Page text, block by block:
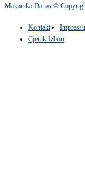
Makarska Danas ©
Kontakt
Cjenik Izbori